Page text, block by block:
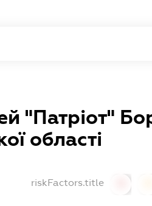
"Патріот"
області
riskFactors.title